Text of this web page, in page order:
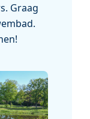
Graag